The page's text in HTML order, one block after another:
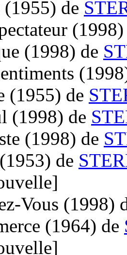
(1955) de
(1998)
(1998) de
(1955) de
(1998) de
(1998) de
(1953) de
Vous (1998)
(1964) de